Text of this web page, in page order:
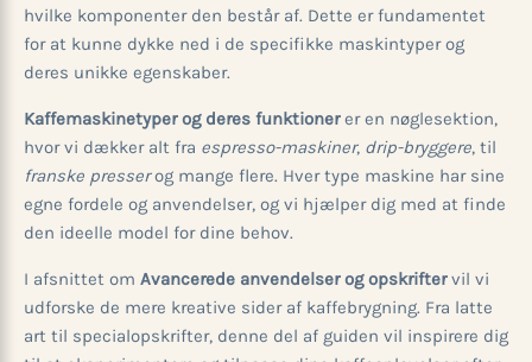
hvilke komponenter den består af. Dette er fundamentet
for at kunne dykke ned i de specifikke maskintyper og
deres unikke egenskaber.
Kaffemaskinetyper og deres funktionerer en nøglesektion,
hvor vi dækker alt fra espresso-maskiner, drip-bryggere, til
franske presserog mange flere. Hver type maskine har sine
egne fordele og anvendelser, og vi hjælper dig med at finde
den ideelle model for dine behov.
I afsnittet om Avancerede anvendelser og opskriftervil vi
udforske de mere kreative sider af kaffebrygning. Fra latte
art til specialopskrifter, denne del af guiden vil inspirere dig